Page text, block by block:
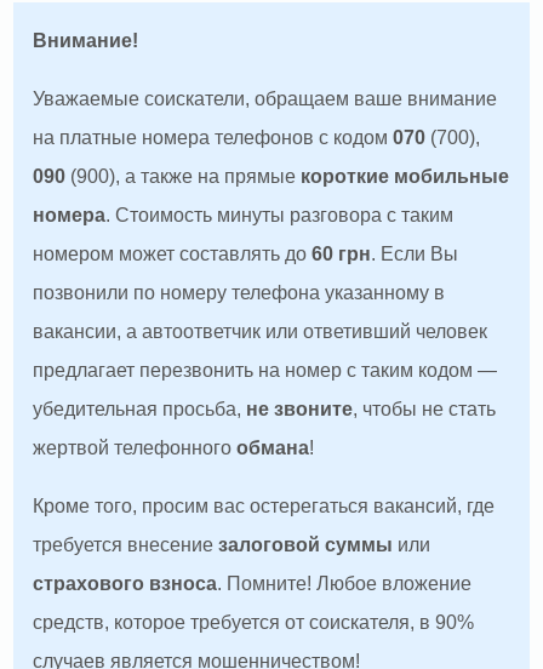
Внимание!
Уважаемые соискатели, обращаем ваше внимание
на платные номера телефонов с кодом070 (700),
090 (900), а также на прямые короткие мобильные
номера. Стоимость минуты разговора с таким
номером может составлять до60 грн. Если Вы
позвонили по номеру телефона указанному в
вакансии, а автоответчик или ответивший человек
предлагает перезвонить на номер с таким кодом —
убедительная просьба, не звоните, чтобы не стать
жертвой телефонногообмана!
Кроме того, просим вас остерегаться вакансий, где
требуется внесениезалоговой суммы или
страхового взноса. Помните! Любое вложение
средств, которое требуется от соискателя, в 90%
случаев является мошенничеством!